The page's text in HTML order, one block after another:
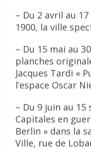
– Du 2 avril au
1900, la ville
– Du 15 mai au
planches
Jacques Tardi «
l’espace Oscar
– Du 9 juin au
Capitales en
Berlin » dans la
Ville, rue de